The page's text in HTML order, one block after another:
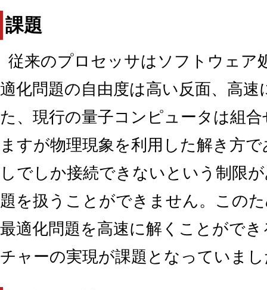
課題
従来のプロセッサはソフトウェア
適化問題の自由度は高い反面、高
た、現行の量子コンピュータは組
ますが物理現象を利用した解き方
しでしか接続できないという制限
題を扱うことができません。この
最適化問題を高速に解くことがで
チャーの実現が課題となっていま